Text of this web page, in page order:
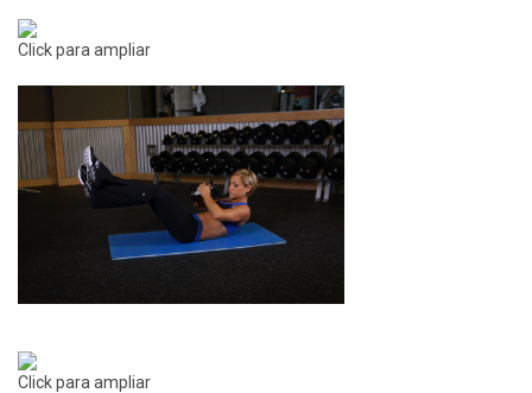
Click para ampliar
Click para ampliar